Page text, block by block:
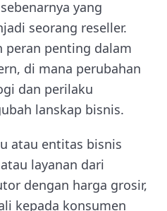
yang
seorang reseller.
peran penting dalam
di mana perubahan
dan perilaku
lanskap bisnis.
atau entitas bisnis
layanan dari
dengan harga grosir,
kepada konsumen